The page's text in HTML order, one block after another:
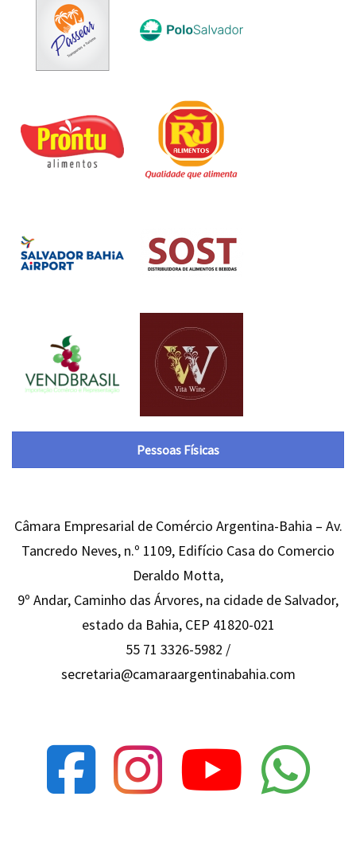
Pessoas Físicas
Câmara Empresarial de Comércio Argentina-Bahia – Av.
Tancredo Neves, n.º 1109, Edifício Casa do Comercio
Deraldo Motta,
9º Andar, Caminho das Árvores, na cidade de Salvador,
estado da Bahia, CEP 41820-021
55 71 3326-5982 /
secretaria@camaraargentinabahia.com